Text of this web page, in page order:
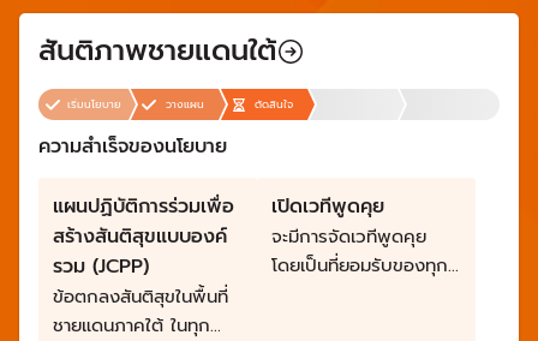
สันติภาพชายแดนใต้
เริ่มนโยบาย วางแผน ตัดสินใจ
ความสำเร็จของนโยบาย
แผนปฏิบัติการร่วมเพื่อ
สร้างสันติสุขแบบองค์
รวม (JCPP)
ข้อตกลงสันติสุขในพื้นที่
ชายแดนภาคใต้ ในทุก
เปิดเวทีพูดคุย
จะมีการจัดเวทีพูดคุย
โดยเป็นที่ยอมรับของทุก